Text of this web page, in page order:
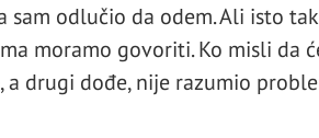
sam odlučio da odem. Ali isto
moramo govoriti. Ko misli da
drugi dođe, nije razumio